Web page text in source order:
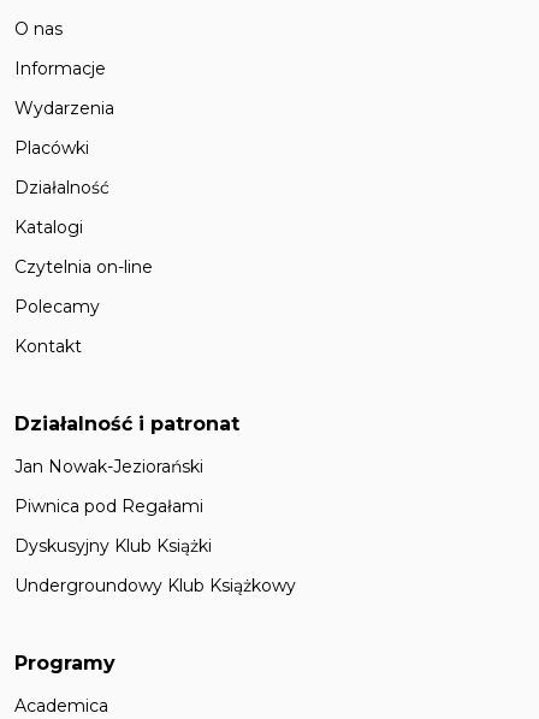
O nas
Informacje
Wydarzenia
Placówki
Działalność
Katalogi
Czytelnia on-line
Polecamy
Kontakt
Działalność i patronat
Jan Nowak-Jeziorański
Piwnica pod Regałami
Dyskusyjny Klub Książki
Undergroundowy Klub Książkowy
Programy
Academica